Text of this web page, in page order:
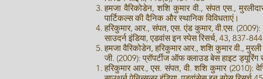
हमजा वैरिकोडेन, शशि कुमार वी., संपत एस.,
पार्टिकल्स की दैनिक और स्थानिक विविधताएं।
हरिकुमार, आर., संपत, एस. एंड कुमार, वी.एस.
साउदर्न इंडिया, एडवांस इन स्पेस रिसर्च, 43,
हमजा वैरिकोडेन, हरिकुमार आर., शशि कुमार वी.,
जी. (2009): प्रॉपर्टीज ऑफ क्लाउड बेस हाइट
हरिकुमार आर., एस. संपत, वी. शशि कुमार (2010):